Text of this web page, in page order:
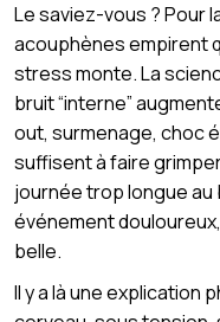
Le saviez-vous ? Pour
acouphènes empirent
stress monte. La
bruit “interne”
out, surmenage, choc
suffisent à faire
journée trop longue au
événement
belle.
Il y a là une explication